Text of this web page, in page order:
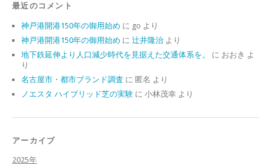
最近のコメント
神戸港開港150年の御用始め に go より
神戸港開港150年の御用始め に 辻井隆治 より
地下鉄延伸より人口減少時代を見据えた交通体系を。
に おおき よ
り
名古屋市・都市ブランド調査 に 匿名 より
ノエスタ ハイブリッド芝の実験 に 小林茂幸 より
アーカイブ
2025年